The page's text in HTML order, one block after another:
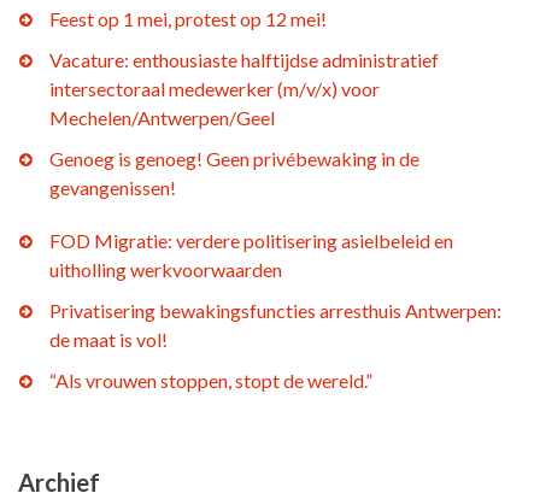
Feest op 1 mei, protest op 12 mei!
Vacature: enthousiaste halftijdse administratief
intersectoraal medewerker (m/v/x) voor
Mechelen/Antwerpen/Geel
Genoeg is genoeg! Geen privébewaking in de
gevangenissen!
FOD Migratie: verdere politisering asielbeleid en
uitholling werkvoorwaarden
Privatisering bewakingsfuncties arresthuis Antwerpen:
de maat is vol!
“Als vrouwen stoppen, stopt de wereld.”
Archief